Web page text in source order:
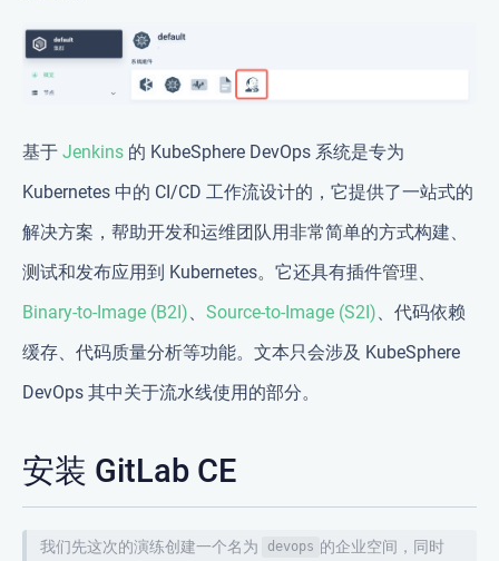
基于 Jenkins 的 KubeSphere DevOps 系统是专为
Kubernetes 中的 CI/CD 工作流设计的，它提供了一站式的
解决方案，帮助开发和运维团队用非常简单的方式构建、
测试和发布应用到 Kubernetes。它还具有插件管理、
Binary-to-Image (B2I)
Source-to-Image (S2I) 、代码依赖
缓存、代码质量分析等功能。文本只会涉及 KubeSphere
DevOps 其中关于流水线使用的部分。
安装 GitLab CE
我们先这次的演练创建一个名为 devops 的企业空间，同时